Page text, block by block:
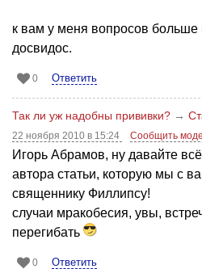
к вам у меня вопросов больше
досвидос.
0 Ответить
Так ли уж надобны прививки? →
22 ноября 2010 в 15:24 Сообщить
Игорь Абрамов, ну давайте
автора статьи, которую мы с
священнику Филлипсу!
случаи мракобесия, увы,
перегибать
0 Ответить